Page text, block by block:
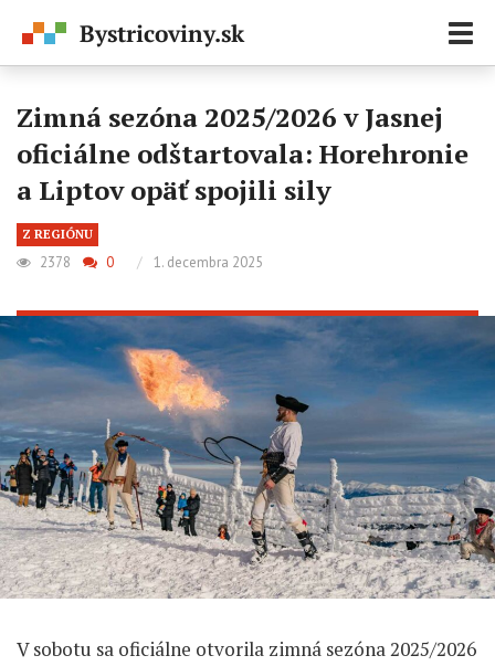
Zimná sezóna 2025/2026 v Jasnej
oficiálne odštartovala: Horehronie
a Liptov opäť spojili sily
Z REGIÓNU
2378 0 / 1. decembra 2025
V sobotu sa oficiálne otvorila zimná sezóna 2025/2026